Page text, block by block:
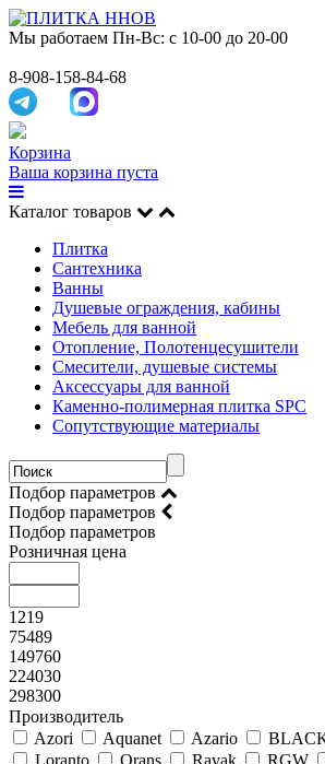
Мы работаем Пн-Вс: с 10-00 до 20-00
8-908-158-84-68
Корзина
Ваша корзина пуста
Каталог товаров
Плитка
Сантехника
Ванны
Душевые ограждения, кабины
Мебель для ванной
Отопление, Полотенцесушители
Смесители, душевые системы
Аксессуары для ванной
Каменно-полимерная плитка SPC
Сопутствующие материалы
Подбор параметров
Подбор параметров
Подбор параметров
Розничная цена
1219
75489
149760
224030
298300
Производитель
Azori
Aquanet Azario
Loranto
Orans Ravak RGW